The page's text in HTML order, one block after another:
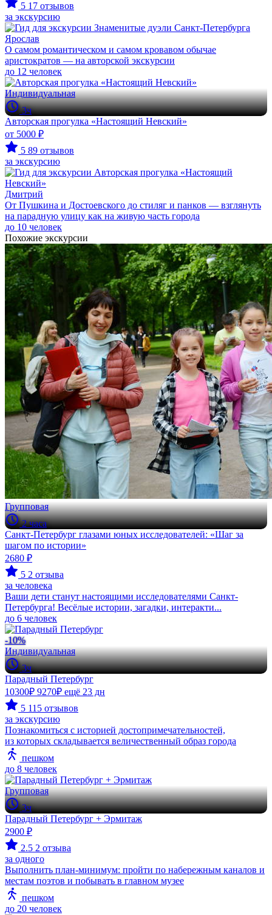
5 17 отзывов
за экскурсию
Ярослав
О самом романтическом и самом кровавом обычае
аристократов — на авторской экскурсии
до 12 человек
Индивидуальная
3ч
Авторская прогулка «Настоящий Невский»
от 5000 ₽
5 89 отзывов
за экскурсию
Дмитрий
От Пушкина и Достоевского до стиляг и панков — взглянуть
на парадную улицу как на живую часть города
до 10 человек
Похожие экскурсии
Групповая
2 часа
Санкт-Петербург глазами юных исследователей: «Шаг за
шагом по истории»
2680 ₽
5 2 отзыва
за человека
Ваши дети станут настоящими исследователями Санкт-
Петербурга! Весёлые истории, загадки, интеракти...
до 6 человек
-10%
Индивидуальная
3ч
Парадный Петербург
10300₽ 9270₽ ещё 23 дн
5 115 отзывов
за экскурсию
Познакомиться с историей достопримечательностей,
из которых складывается величественный образ города
пешком
до 8 человек
Групповая
3ч
Парадный Петербург + Эрмитаж
2900 ₽
2.5 2 отзыва
за одного
Выполнить план-минимум: пройти по набережным каналов и
местам поэтов и побывать в главном музее
пешком
до 20 человек